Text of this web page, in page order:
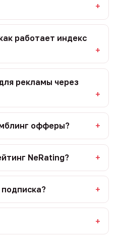
работает индекс
рекламы через
офферы?
NeRating?